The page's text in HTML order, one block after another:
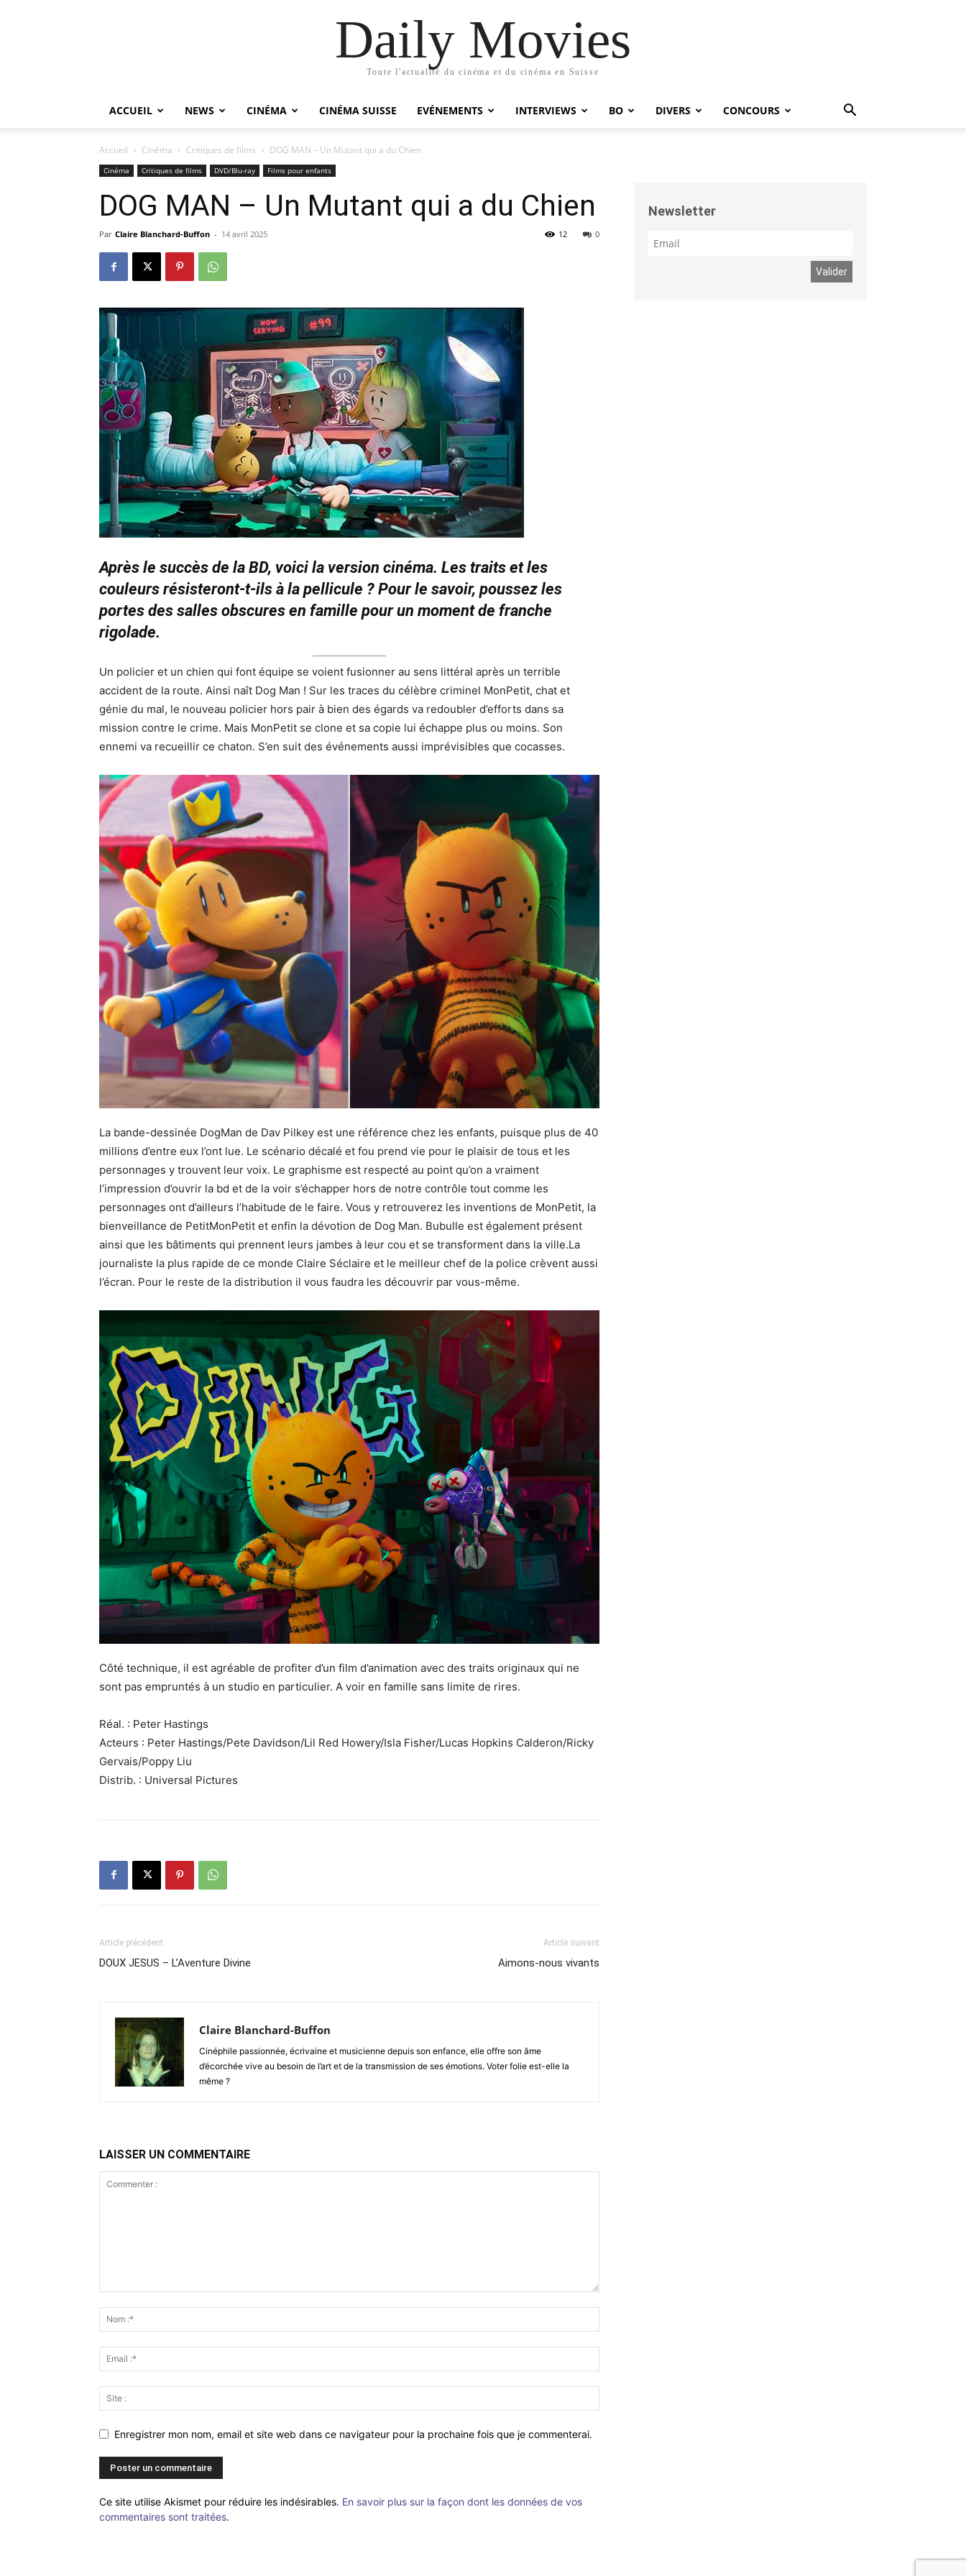
Daily Movies
Toute l'actualité du cinéma et du cinéma en Suisse
ACCUEIL NEWS CINÉMA CINÉMA SUISSE EVÉNEMENTS INTERVIEWS BO DIVERS CONCOURS
Accueil Cinéma Critiques de films DOG MAN – Un Mutant qui a du Chien
Cinéma Critiques de films DVD/Blu-ray Films pour enfants
DOG MAN – Un Mutant qui a du Chien
Par Claire Blanchard-Buffon - 14 avril 2025 0
12
Après le succès de la BD, voici la version cinéma. Les traits et les
couleurs résisteront-t-ils à la pellicule ? Pour le savoir, poussez les
portes des salles obscures en famille pour un moment de franche
rigolade.
Un policier et un chien qui font équipe se voient fusionner au sens littéral après un terrible
accident de la route. Ainsi naît Dog Man ! Sur les traces du célèbre criminel MonPetit, chat et
génie du mal, le nouveau policier hors pair à bien des égards va redoubler d’efforts dans sa
mission contre le crime. Mais MonPetit se clone et sa copie lui échappe plus ou moins. Son
ennemi va recueillir ce chaton. S’en suit des événements aussi imprévisibles que cocasses.
La bande-dessinée DogMan de Dav Pilkey est une référence chez les enfants, puisque plus de 40
millions d’entre eux l’ont lue. Le scénario décalé et fou prend vie pour le plaisir de tous et les
personnages y trouvent leur voix. Le graphisme est respecté au point qu’on a vraiment
l’impression d’ouvrir la bd et de la voir s’échapper hors de notre contrôle tout comme les
personnages ont d’ailleurs l’habitude de le faire. Vous y retrouverez les inventions de MonPetit, la
bienveillance de PetitMonPetit et enfin la dévotion de Dog Man. Bubulle est également présent
ainsi que les bâtiments qui prennent leurs jambes à leur cou et se transforment dans la ville.La
journaliste la plus rapide de ce monde Claire Séclaire et le meilleur chef de la police crèvent aussi
l’écran. Pour le reste de la distribution il vous faudra les découvrir par vous-même.
Côté technique, il est agréable de profiter d’un film d’animation avec des traits originaux qui ne
sont pas empruntés à un studio en particulier. A voir en famille sans limite de rires.
Réal. : Peter Hastings
Acteurs : Peter Hastings/Pete Davidson/Lil Red Howery/Isla Fisher/Lucas Hopkins Calderon/Ricky
Gervais/Poppy Liu
Distrib. : Universal Pictures
Article précédent
DOUX JESUS – L’Aventure Divine
Article suivant
Aimons-nous vivants
Claire Blanchard-Buffon
Cinéphile passionnée, écrivaine et musicienne depuis son enfance, elle offre son âme
d’écorchée vive au besoin de l’art et de la transmission de ses émotions. Voter folie est-elle la
même ?
LAISSER UN COMMENTAIRE
Enregistrer mon nom, email et site web dans ce navigateur pour la prochaine fois que je commenterai.
Ce site utilise Akismet pour réduire les indésirables. En savoir plus sur la façon dont les données de vos
commentaires sont traitées.
Newsletter